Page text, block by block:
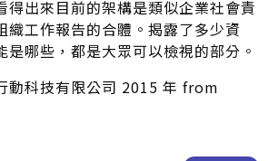
得出來目前的架構是類似企業社會責
織工作報告的合體。揭露了多少資
是哪些，都是大眾可以檢視的部分。
動科技有限公司 2015 年 from